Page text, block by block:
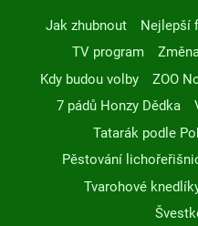
Jak zhubnout Nejlepší
TV program
Kdy budou volby
ZOO
7 pádů Honzy Dědka
Tatarák podle
Pěstování
Tvarohové